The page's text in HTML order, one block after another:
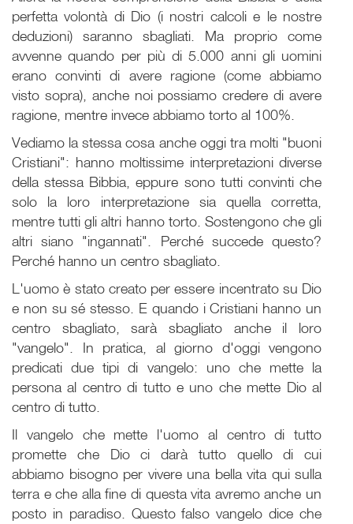
perfetta volontà di Dio (i nostri calcoli e le nostre
deduzioni) saranno sbagliati. Ma proprio come
avvenne quando per più di 5.000 anni gli uomini
erano convinti di avere ragione (come abbiamo
visto sopra), anche noi possiamo credere di avere
ragione, mentre invece abbiamo torto al 100%.
Vediamo la stessa cosa anche oggi tra molti "buoni
Cristiani": hanno moltissime interpretazioni diverse
della stessa Bibbia, eppure sono tutti convinti che
solo la loro interpretazione sia quella corretta,
mentre tutti gli altri hanno torto. Sostengono che gli
altri siano "ingannati". Perché succede questo?
Perché hanno un centro sbagliato.
L'uomo è stato creato per essere incentrato su Dio
e non su sé stesso. E quando i Cristiani hanno un
centro sbagliato, sarà sbagliato anche il loro
"vangelo". In pratica, al giorno d'oggi vengono
predicati due tipi di vangelo: uno che mette la
persona al centro di tutto e uno che mette Dio al
centro di tutto.
Il vangelo che mette l'uomo al centro di tutto
promette che Dio ci darà tutto quello di cui
abbiamo bisogno per vivere una bella vita qui sulla
terra e che alla fine di questa vita avremo anche un
posto in paradiso. Questo falso vangelo dice che